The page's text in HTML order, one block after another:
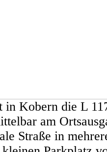
in Kobern die L
am
Straße in